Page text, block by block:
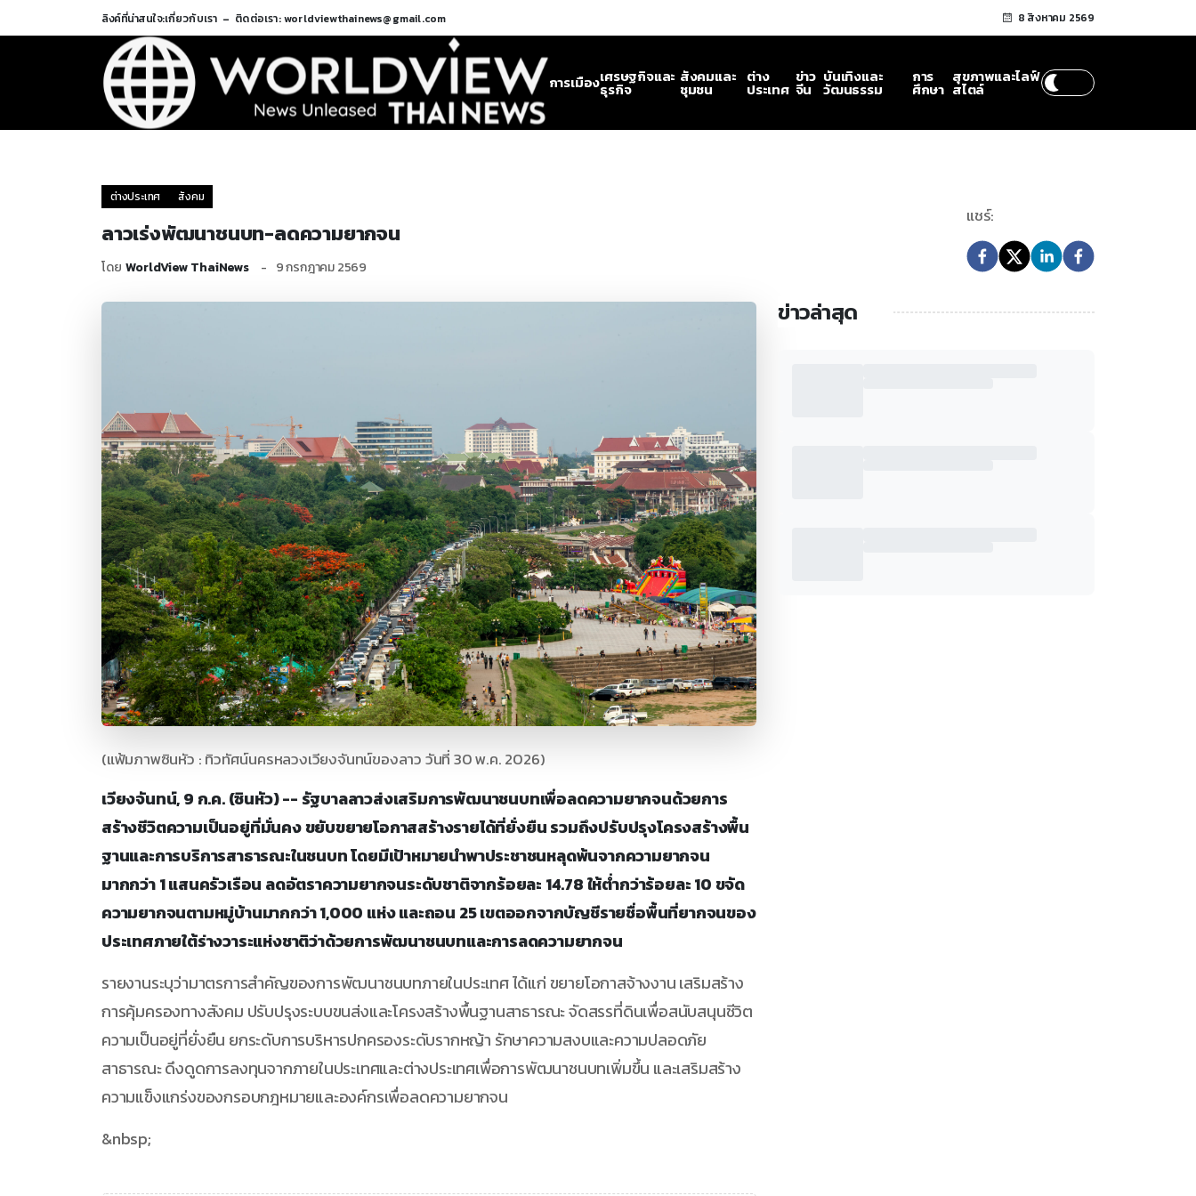
ลิงค์ที่น่าสนใจ:เกี่ยวกับเรา ติดต่อเรา: worldviewthainews@gmail.com 8 สิงหาคม 2569
การเมืองเศรษฐกิจและ
ธุรกิจ
สังคมและ
ชุมชน
ต่าง
ประเทศ
ข่าว
จีน
บันเทิงและ
วัฒนธรรม
การ
ศึกษา
สุขภาพและไลฟ์
สไตล์
ต่างประเทศ สังคม
ลาวเร่งพัฒนาชนบท-ลดความยากจน
โดย WorldView ThaiNews 9 กรกฎาคม 2569
แชร์:
(แฟ้มภาพซินหัว : ทิวทัศน์นครหลวงเวียงจันทน์ของลาว วันที่ 30 พ.ค. 2026)
เวียงจันทน์, 9 ก.ค. (ซินหัว) -- รัฐบาลลาวส่งเสริมการพัฒนาชนบทเพื่อลดความยากจนด้วยการ
สร้างชีวิตความเป็นอยู่ที่มั่นคง ขยับขยายโอกาสสร้างรายได้ที่ยั่งยืน รวมถึงปรับปรุงโครงสร้างพื้น
ฐานและการบริการสาธารณะในชนบท โดยมีเป้าหมายนำพาประชาชนหลุดพ้นจากความยากจน
มากกว่า 1 แสนครัวเรือน ลดอัตราความยากจนระดับชาติจากร้อยละ 14.78 ให้ต่ำกว่าร้อยละ 10 ขจัด
ความยากจนตามหมู่บ้านมากกว่า 1,000 แห่ง และถอน 25 เขตออกจากบัญชีรายชื่อพื้นที่ยากจนของ
ประเทศภายใต้ร่างวาระแห่งชาติว่าด้วยการพัฒนาชนบทและการลดความยากจน
รายงานระบุว่ามาตรการสำคัญของการพัฒนาชนบทภายในประเทศ ได้แก่ ขยายโอกาสจ้างงาน เสริมสร้าง
การคุ้มครองทางสังคม ปรับปรุงระบบขนส่งและโครงสร้างพื้นฐานสาธารณะ จัดสรรที่ดินเพื่อสนับสนุนชีวิต
ความเป็นอยู่ที่ยั่งยืน ยกระดับการบริหารปกครองระดับรากหญ้า รักษาความสงบและความปลอดภัย
สาธารณะ ดึงดูดการลงทุนจากภายในประเทศและต่างประเทศเพื่อการพัฒนาชนบทเพิ่มขึ้น และเสริมสร้าง
ความแข็งแกร่งของกรอบกฎหมายและองค์กรเพื่อลดความยากจน
&nbsp;
ข่าวล่าสุด